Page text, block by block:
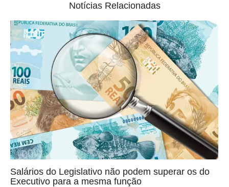
Notícias Relacionadas
Salários do Legislativo não podem superar os do
Executivo para a mesma função